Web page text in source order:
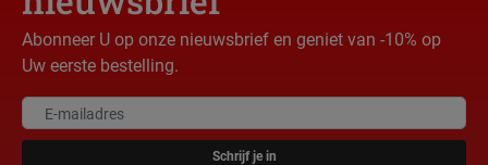
Abonneer U op onze nieuwsbrief en geniet van -10% op
Uw eerste bestelling.
Schrijf je in